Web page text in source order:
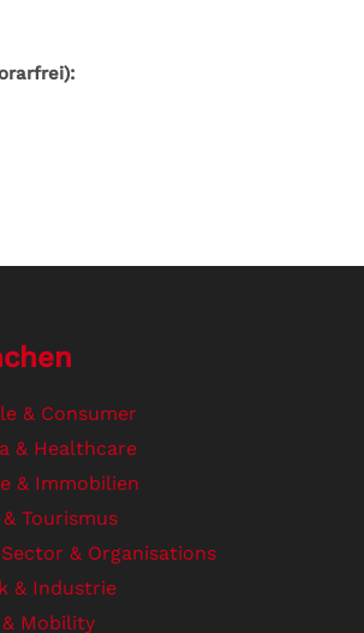
& Consumer
& Healthcare
& Immobilien
Tourismus
& Organisations
& Industrie
Mobility